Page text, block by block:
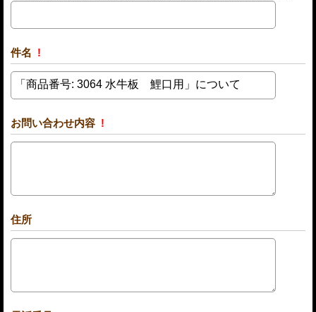
件名 !
お問い合わせ内容 !
住所